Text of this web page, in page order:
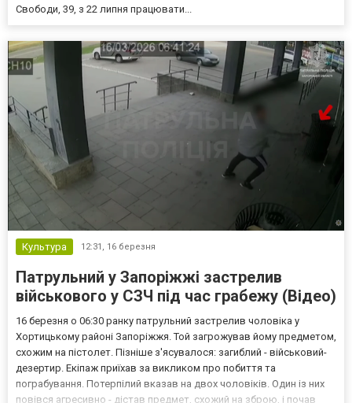
Свободи, 39, з 22 липня працювати...
Культура 12:31, 16 березня
Патрульний у Запоріжжі застрелив
військового у СЗЧ під час грабежу (Відео)
16 березня о 06:30 ранку патрульний застрелив чоловіка у
Хортицькому районі Запоріжжя. Той загрожував йому предметом,
схожим на пістолет. Пізніше з'ясувалося: загиблий - військовий-
дезертир. Екіпаж приїхав за викликом про побиття та
пограбування. Потерпілий вказав на двох чоловіків. Один із них
повівся агресивно - дістав предмет, схожий на зброю, і почав